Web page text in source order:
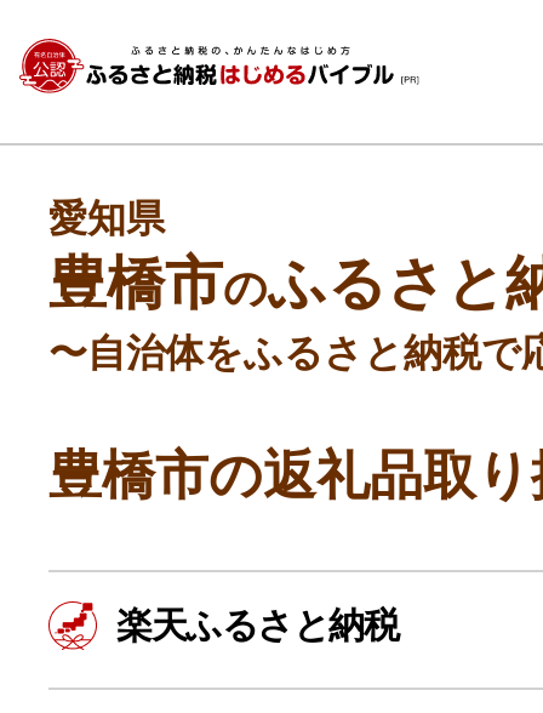
愛知県
豊橋市のふるさと
〜自治体をふるさと納税で
豊橋市の返礼品取
楽天ふるさと納税